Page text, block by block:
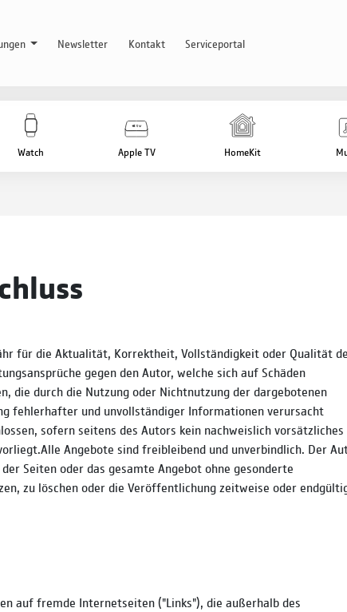
Newsletter Kontakt Serviceportal
Watch Apple TV HomeKit
für die Aktualität, Korrektheit, Vollständigkeit oder Qualität
gegen den Autor, welche sich auf Schäden
die durch die Nutzung oder Nichtnutzung der dargebotenen
fehlerhafter und unvollständiger Informationen verursacht
sofern seitens des Autors kein nachweislich vorsätzliches
Angebote sind freibleibend und unverbindlich. Der
Seiten oder das gesamte Angebot ohne gesonderte
zu löschen oder die Veröffentlichung zeitweise oder
auf fremde Internetseiten ("Links"), die außerhalb des